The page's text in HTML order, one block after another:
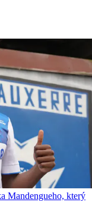
Mandengueho, který